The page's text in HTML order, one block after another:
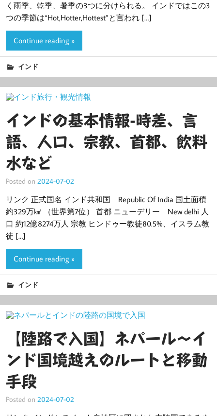
く雨季、乾季、暑季の3つに分けられる。 インドではこの3
つの季節は“Hot,Hotter,Hottest”と言われ […]
Continue reading »
インド
インドの基本情報-時差、言
語、人口、宗教、首都、飲料
水など
Posted on 2024-07-02
リンク 正式国名 インド共和国 Republic Of India 国土面積
約329万㎢ （世界第7位） 首都 ニューデリー New delhi 人
口 約12億8274万人 宗教 ヒンドゥー教徒80.5%、イスラム教
徒 […]
Continue reading »
インド
【陸路で入国】ネパール〜イ
ンド国境越えのルートと移動
手段
Posted on 2024-07-02